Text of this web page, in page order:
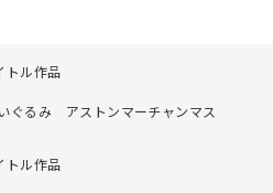
トル作品
ぐるみ アストンマーチャンマス
トル作品